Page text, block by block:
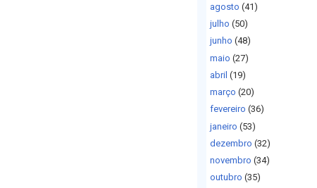
agosto (41)
julho (50)
junho (48)
maio (27)
abril (19)
março (20)
fevereiro (36)
janeiro (53)
dezembro (32)
novembro (34)
outubro (35)